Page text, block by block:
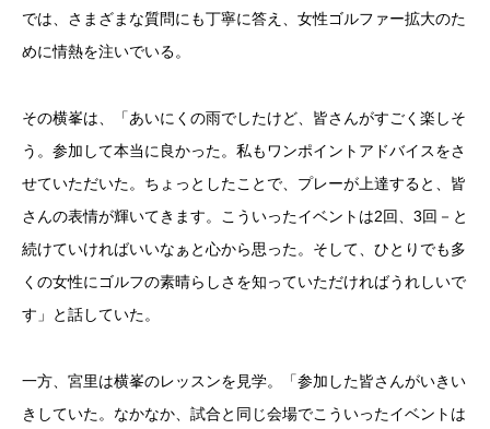
では、さまざまな質問にも丁寧に答え、女性ゴルファー拡大のた
めに情熱を注いでいる。
その横峯は、「あいにくの雨でしたけど、皆さんがすごく楽しそ
う。参加して本当に良かった。私もワンポイントアドバイスをさ
せていただいた。ちょっとしたことで、プレーが上達すると、皆
さんの表情が輝いてきます。こういったイベントは2回、3回－と
続けていければいいなぁと心から思った。そして、ひとりでも多
くの女性にゴルフの素晴らしさを知っていただければうれしいで
す」と話していた。
一方、宮里は横峯のレッスンを見学。「参加した皆さんがいきい
きしていた。なかなか、試合と同じ会場でこういったイベントは